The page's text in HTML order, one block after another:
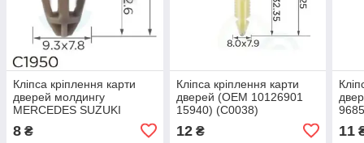
Кліпса кріплення карти
дверей молдингу
MERCEDES SUZUKI
(C1950)
8 ₴
Кліпса кріплення карти
дверей (OEM 10126901
15940) (C0038)
12₴ 11